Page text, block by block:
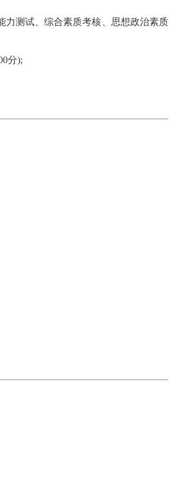
力测试、综合素质考核、思想政治素质
分);